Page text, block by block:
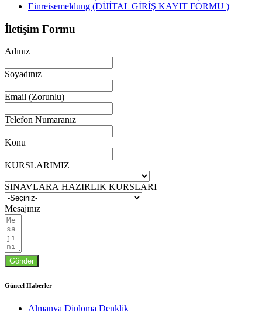
Einreisemeldung (DİJİTAL GİRİŞ KAYIT FORMU )
İletişim Formu
Adınız
Soyadınız
Email (Zorunlu)
Telefon Numaranız
Konu
KURSLARIMIZ
SINAVLARA HAZIRLIK KURSLARI
Mesajınız
Gönder
Güncel Haberler
Almanya Diploma Denklik